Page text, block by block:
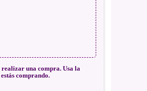
realizar una compra. Usa la
comprando.